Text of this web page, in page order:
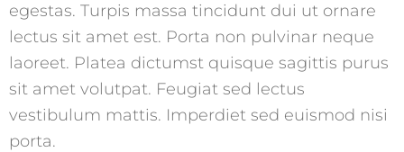
egestas. Turpis massa tincidunt dui ut ornare
lectus sit amet est. Porta non pulvinar neque
laoreet. Platea dictumst quisque sagittis purus
sit amet volutpat. Feugiat sed lectus
vestibulum mattis. Imperdiet sed euismod nisi
porta.